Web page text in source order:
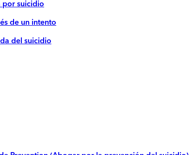
por suicidio
de un intento
del suicidio